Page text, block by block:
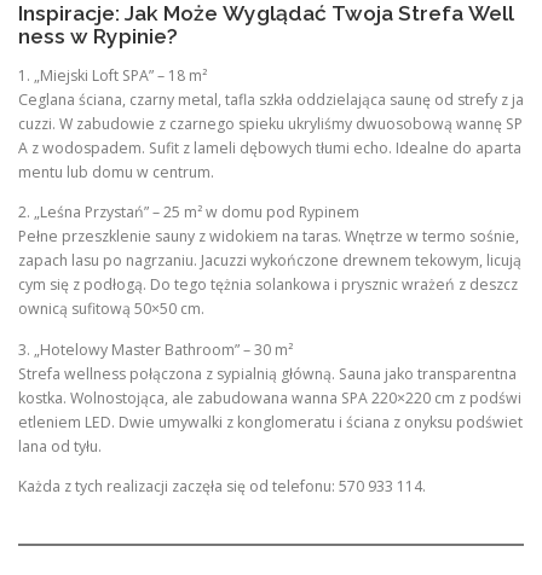
Inspiracje: Jak Może Wyglądać Twoja Strefa Well
ness w Rypinie?
1. „Miejski Loft SPA” – 18 m²
Ceglana ściana, czarny metal, tafla szkła oddzielająca saunę od strefy z ja
cuzzi. W zabudowie z czarnego spieku ukryliśmy dwuosobową wannę SP
A z wodospadem. Sufit z lameli dębowych tłumi echo. Idealne do aparta
mentu lub domu w centrum.
2. „Leśna Przystań” – 25 m² w domu pod Rypinem
Pełne przeszklenie sauny z widokiem na taras. Wnętrze w termo sośnie,
zapach lasu po nagrzaniu. Jacuzzi wykończone drewnem tekowym, licują
cym się z podłogą. Do tego tężnia solankowa i prysznic wrażeń z deszcz
ownicą sufitową 50×50 cm.
3. „Hotelowy Master Bathroom” – 30 m²
Strefa wellness połączona z sypialnią główną. Sauna jako transparentna
kostka. Wolnostojąca, ale zabudowana wanna SPA 220×220 cm z podświ
etleniem LED. Dwie umywalki z konglomeratu i ściana z onyksu podświet
lana od tyłu.
Każda z tych realizacji zaczęła się od telefonu: 570 933 114.